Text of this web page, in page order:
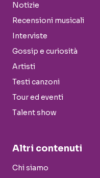
Notizie
Recensioni musicali
Interviste
Gossip e curiosità
Artisti
Testi canzoni
Tour ed eventi
Talent show
Altri contenuti
Chi siamo